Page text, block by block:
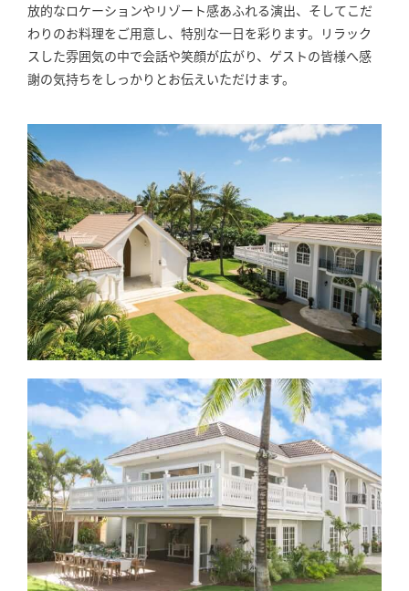
放的なロケーションやリゾート感あふれる演出、そしてこだ
わりのお料理をご用意し、特別な一日を彩ります。リラック
スした雰囲気の中で会話や笑顔が広がり、ゲストの皆様へ感
謝の気持ちをしっかりとお伝えいただけます。